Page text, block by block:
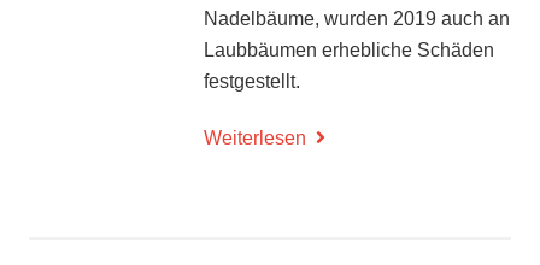
Nadelbäume, wurden 2019 auch an
Laubbäumen erhebliche Schäden
festgestellt.
Weiterlesen